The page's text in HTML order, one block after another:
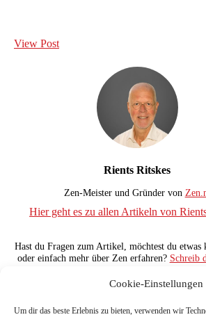
Cookie-Einstellungen
Um dir das beste Erlebnis zu bieten, verwenden wir
View Post
Rients Ritskes
Zen-Meister und Gründer von
Hier geht es zu allen Artikeln von
Hast du Fragen zum Artikel, möchtest du etwas
oder einfach mehr über Zen erfahren? Schreib
antworten dir gerne.😊